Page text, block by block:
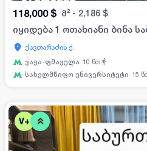
118,000 $ მ² - 2,186 $
იყიდება 1 ოთახიანი ბინა
ქავთარაძის ქ.
ვაჟა-ფშაველა 10 წთ
სახელმწიფო უნივერსიტეტი 15
V+